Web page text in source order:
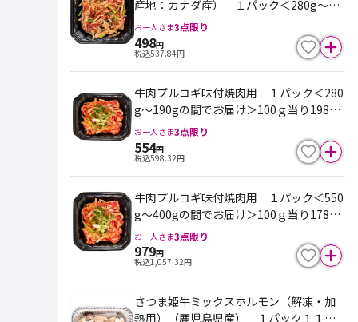
産地：カナダ産） １パック＜280g～20
0gの間でお届け＞100ｇ当り178円 ※最
終売価は100ｇ単価×重量となります
お一人さま3点限り
498円
税込537.84円
牛肉プルコギ味付焼肉用 １パック＜280
g～190gの間でお届け＞100ｇ当り198
円 ※最終売価は100ｇ単価×重量となり
ます
お一人さま3点限り
554円
税込598.32円
牛肉プルコギ味付焼肉用 １パック＜550
g～400gの間でお届け＞100ｇ当り178
円 ※最終売価は100ｇ単価×重量となり
ます
お一人さま3点限り
979円
税込1,057.32円
さつま姫牛ミックスホルモン（解凍・加
熱用）（鹿児島県産） １パック１１０